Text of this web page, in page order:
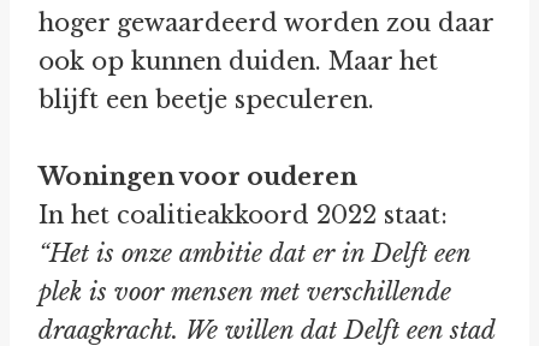
hoger gewaardeerd worden zou daar
ook op kunnen duiden. Maar het
blijft een beetje speculeren.
Woningen voor ouderen
In het coalitieakkoord 2022 staat:
“Het is onze ambitie dat er in Delft een
plek is voor mensen met verschillende
draagkracht. We willen dat Delft een stad